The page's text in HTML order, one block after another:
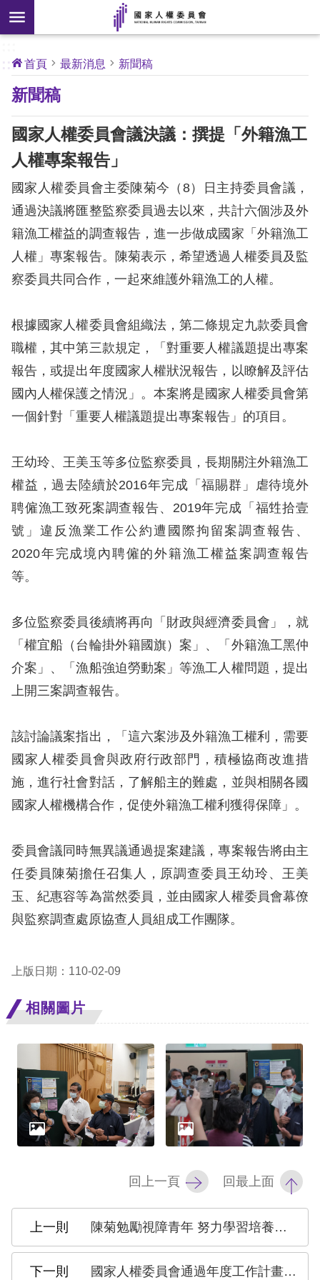
前往主要內容區塊
搜
尋
開
新
]
核
心
人
權
公
約
關
於
本
會
新
息
人
權
業
務
核
心
人
權
公
約
申
訴
人
料
庫
無
快
捷
鍵
語
言
兒少版
回
首
網
導
:::
首頁 最新消息 新聞稿
新聞稿
國家人權委員會議決議：撰提「外籍漁工
人權專案報告」
國家人權委員會主委陳菊今（8）日主持委員會議，
通過決議將匯整監察委員過去以來，共計六個涉及外
籍漁工權益的調查報告，進一步做成國家「外籍漁工
人權」專案報告。陳菊表示，希望透過人權委員及監
察委員共同合作，一起來維護外籍漁工的人權。
根據國家人權委員會組織法，第二條規定九款委員會
職權，其中第三款規定，「對重要人權議題提出專案
報告，或提出年度國家人權狀況報告，以瞭解及評估
國內人權保護之情況」。本案將是國家人權委員會第
一個針對「重要人權議題提出專案報告」的項目。
王幼玲、王美玉等多位監察委員，長期關注外籍漁工
權益，過去陸續於2016年完成「福賜群」虐待境外
聘僱漁工致死案調查報告、2019年完成「福甡拾壹
號」違反漁業工作公約遭國際拘留案調查報告、
2020年完成境內聘僱的外籍漁工權益案調查報告
等。
多位監察委員後續將再向「財政與經濟委員會」，就
「權宜船（台輪掛外籍國旗）案」、「外籍漁工黑仲
介案」、「漁船強迫勞動案」等漁工人權問題，提出
上開三案調查報告。
該討論議案指出，「這六案涉及外籍漁工權利，需要
國家人權委員會與政府行政部門，積極協商改進措
施，進行社會對話，了解船主的難處，並與相關各國
國家人權機構合作，促使外籍漁工權利獲得保障」。
委員會議同時無異議通過提案建議，專案報告將由主
任委員陳菊擔任召集人，原調查委員王幼玲、王美
玉、紀惠容等為當然委員，並由國家人權委員會幕僚
與監察調查處原協查人員組成工作團隊。
上版日期：110-02-09
相關圖片
回上一頁 回最上面
陳菊勉勵視障青年 努力學習培養專業服務社會
國家人權委員會通過年度工作計畫！陳菊：做人民的靠山、國家的良心